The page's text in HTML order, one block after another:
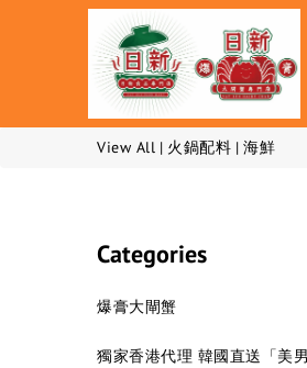
View All | 火鍋配料 | 海鮮
Categories
爆膏大閘蟹
獨家香港代理 韓國直送「美